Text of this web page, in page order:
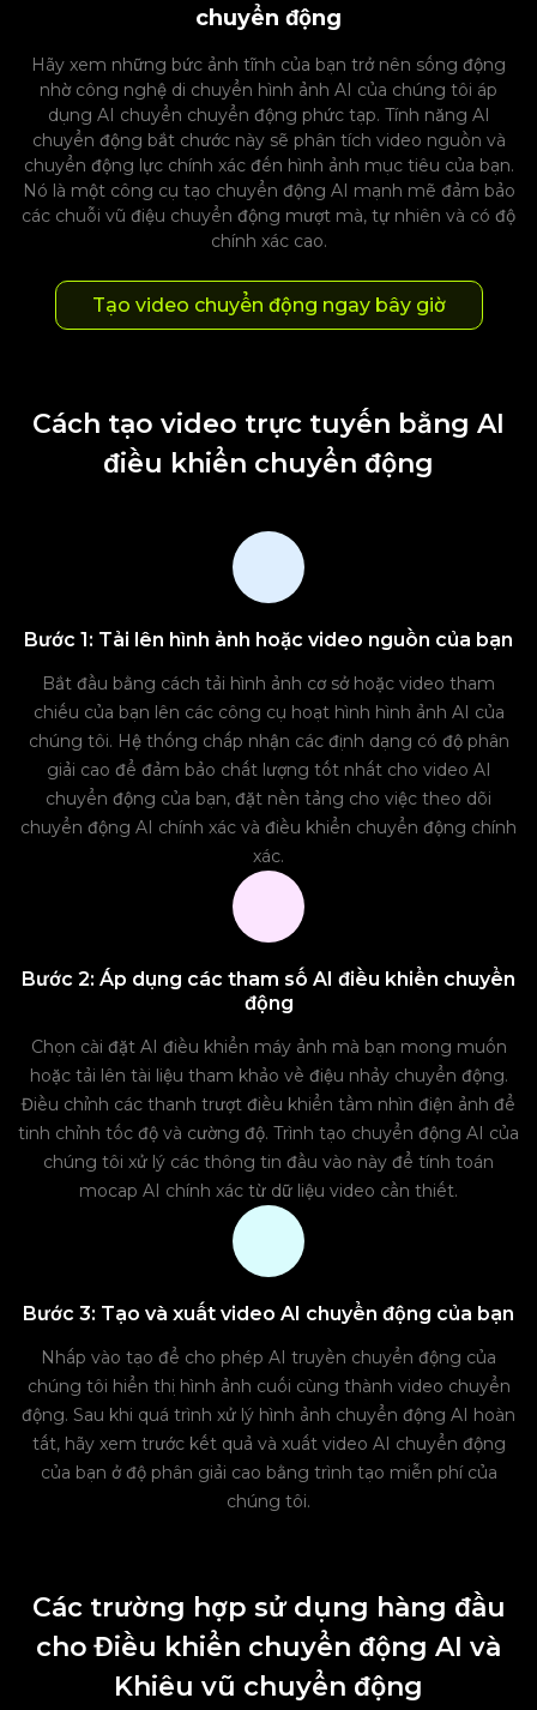
chuyển động
Hãy xem những bức ảnh tĩnh của bạn trở nên sống động
nhờ công nghệ di chuyển hình ảnh AI của chúng tôi áp
dụng AI chuyển chuyển động phức tạp. Tính năng AI
chuyển động bắt chước này sẽ phân tích video nguồn và
chuyển động lực chính xác đến hình ảnh mục tiêu của bạn.
Nó là một công cụ tạo chuyển động AI mạnh mẽ đảm bảo
các chuỗi vũ điệu chuyển động mượt mà, tự nhiên và có độ
chính xác cao.
Tạo video chuyển động ngay bây giờ
Cách tạo video trực tuyến bằng AI
điều khiển chuyển động
Bước 1: Tải lên hình ảnh hoặc video nguồn của bạn
Bắt đầu bằng cách tải hình ảnh cơ sở hoặc video tham
chiếu của bạn lên các công cụ hoạt hình hình ảnh AI của
chúng tôi. Hệ thống chấp nhận các định dạng có độ phân
giải cao để đảm bảo chất lượng tốt nhất cho video AI
chuyển động của bạn, đặt nền tảng cho việc theo dõi
chuyển động AI chính xác và điều khiển chuyển động chính
xác.
Bước 2: Áp dụng các tham số AI điều khiển chuyển
động
Chọn cài đặt AI điều khiển máy ảnh mà bạn mong muốn
hoặc tải lên tài liệu tham khảo về điệu nhảy chuyển động.
Điều chỉnh các thanh trượt điều khiển tầm nhìn điện ảnh để
tinh chỉnh tốc độ và cường độ. Trình tạo chuyển động AI của
chúng tôi xử lý các thông tin đầu vào này để tính toán
mocap AI chính xác từ dữ liệu video cần thiết.
Bước 3: Tạo và xuất video AI chuyển động của bạn
Nhấp vào tạo để cho phép AI truyền chuyển động của
chúng tôi hiển thị hình ảnh cuối cùng thành video chuyển
động. Sau khi quá trình xử lý hình ảnh chuyển động AI hoàn
tất, hãy xem trước kết quả và xuất video AI chuyển động
của bạn ở độ phân giải cao bằng trình tạo miễn phí của
chúng tôi.
Các trường hợp sử dụng hàng đầu
cho Điều khiển chuyển động AI và
Khiêu vũ chuyển động